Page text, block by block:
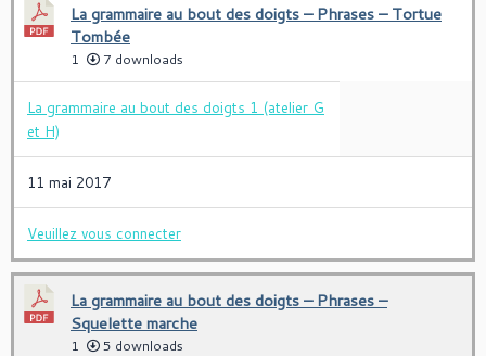
La grammaire au bout des doigts – Phrases – Tortue
Tombée
1 7 downloads
La grammaire au bout des doigts 1 (atelier G
et H)
11 mai 2017
Veuillez vous connecter
La grammaire au bout des doigts – Phrases –
Squelette marche
1 5 downloads